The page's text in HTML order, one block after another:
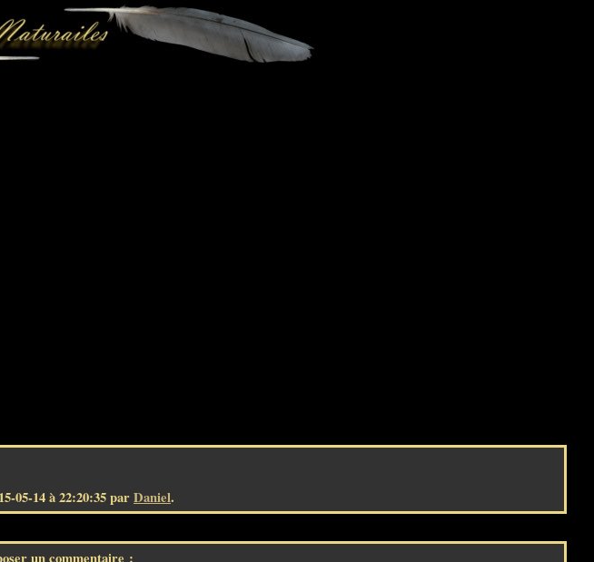
05-14 à 22:20:35 parDaniel.
un commentaire :